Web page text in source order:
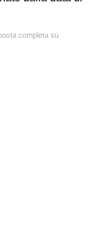
completa su